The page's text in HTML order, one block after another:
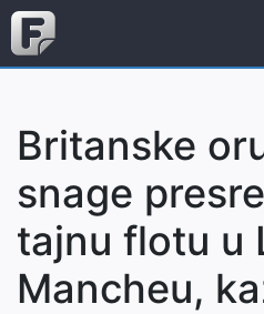
Britanske
snage
tajnu flotu u
Mancheu,